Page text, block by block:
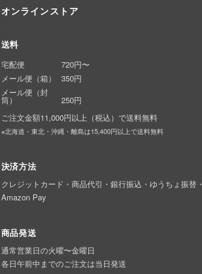
オンラインストア
送料
宅配便
720円〜
メール便（箱）
350円
メール便（封
筒）
250円
ご注文金額11,000円以上（税込）で送料無料
※北海道・東北・沖縄・離島は15,400円以上で送料無料
決済方法
クレジットカード・商品代引・銀行振込・ゆうちょ振替・
Amazon Pay
商品発送
通常営業日の火曜〜金曜日
各日午前中までのご注文は当日発送